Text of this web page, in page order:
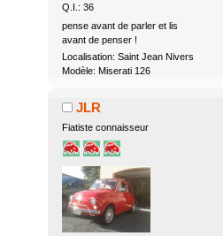
Q.I.: 36
pense avant de parler et lis
avant de penser !
Localisation: Saint Jean Nivers
Modèle: Miserati 126
JLR
Fiatiste connaisseur